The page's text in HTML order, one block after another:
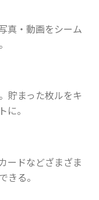
真・動画をシーム
貯まった枚ルをキ
。
ードなどざまざま
きる。